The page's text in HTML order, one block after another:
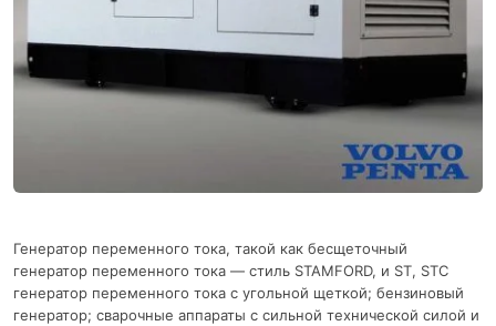
Генератор переменного тока, такой как бесщеточный
генератор переменного тока — стиль STAMFORD, и ST, STC
генератор переменного тока с угольной щеткой; бензиновый
генератор; сварочные аппараты с сильной технической силой и